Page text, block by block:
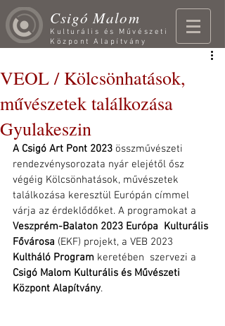
Csigó Malom
Kulturális és Művészeti
Központ Alapítvány
VEOL / Kölcsönhatások,
művészetek találkozása
Gyulakeszin
A Csigó Art Pont 2023 összművészeti
rendezvénysorozata nyár elejétől ősz
végéig Kölcsönhatások, művészetek
találkozása keresztül Európán címmel
várja az érdeklődőket. A programokat a
Veszprém-Balaton 2023 Európa  Kulturális
Fővárosa (EKF) projekt, a VEB 2023
Kultháló Program keretében  szervezi a
Csigó Malom Kulturális és Művészeti
Központ Alapítvány.